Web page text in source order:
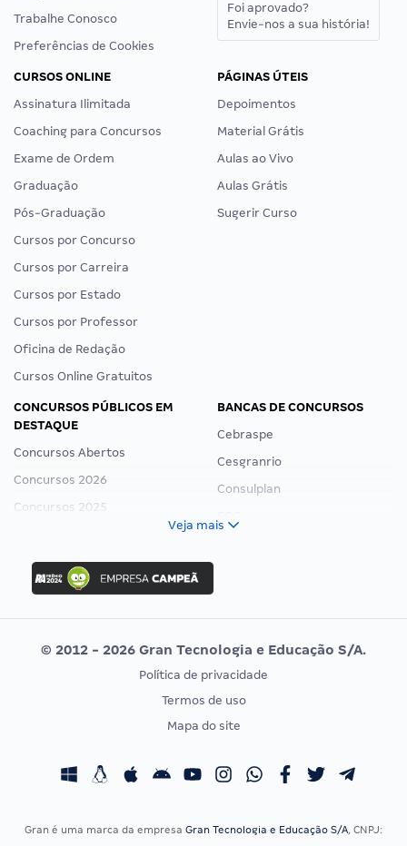
Trabalhe Conosco
Preferências de Cookies
Foi aprovado?
Envie-nos a sua história!
CURSOS ONLINE
Assinatura Ilimitada
Coaching para Concursos
Exame de Ordem
Graduação
Pós-Graduação
Cursos por Concurso
Cursos por Carreira
Cursos por Estado
Cursos por Professor
Oficina de Redação
Cursos Online Gratuitos
PÁGINAS ÚTEIS
Depoimentos
Material Grátis
Aulas ao Vivo
Aulas Grátis
Sugerir Curso
CONCURSOS PÚBLICOS EM
DESTAQUE
Concursos Abertos
Concursos 2026
Concursos 2025
Concurso Ibama
Concurso MPU
Editais publicados
BANCAS DE CONCURSOS
Cebraspe
Cesgranrio
Consulplan
Vunesp
CONCURSOS POR PROFISSÃO
Concursos Fiscais
EXAME DE ORDEM
Calendário OAB
Veja mais
© 2012 - 2026 Gran Tecnologia e Educação S/A.
Política de privacidade
Termos de uso
Mapa do site
Gran é uma marca da empresa Gran Tecnologia e Educação S/A, CNPJ: